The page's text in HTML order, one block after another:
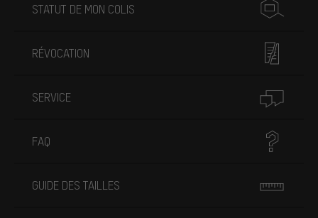
STATUT DE MON COLIS
RÉVOCATION
SERVICE
FAQ
GUIDE DES TAILLES